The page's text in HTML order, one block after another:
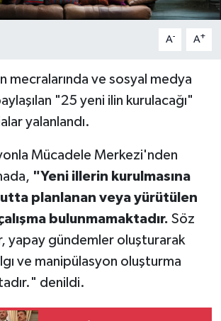
A- A+
mecralarında ve sosyal medya
"25 yeni ilin kurulacağı"
yalanlandı.
Mücadele Merkezi'nden
"Yeni illerin kurulmasına
planlanan veya yürütülen
bulunmamaktadır. Söz
yapay gündemler oluşturarak
ve manipülasyon oluşturma
denildi.